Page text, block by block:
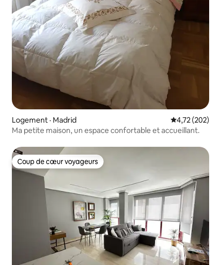
Logement · Madrid Note
4,72 (202)
Ma petite maison, un espace confortable et accueillant.
Coup de cœur voyageurs
Coup de cœur voyageurs